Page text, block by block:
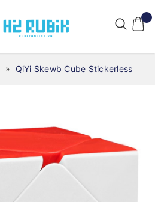
» QiYi Skewb Cube Stickerless